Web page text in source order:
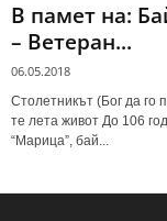
В памет на:
– Ветеран...
06.05.2018
Столетникът (Бог да го
те лета живот До 106
“Марица”, бай...